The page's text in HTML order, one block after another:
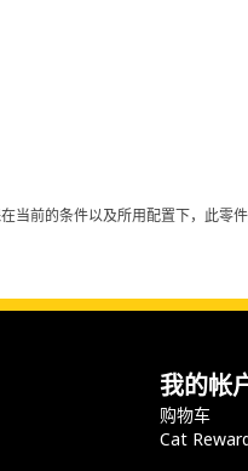
前的条件以及所用配置下，此零
我的帐
购物车
Cat